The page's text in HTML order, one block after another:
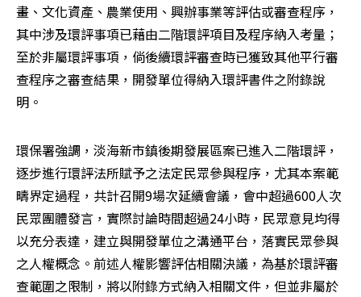
畫、文化資產、農業使用、興辦事業等評估或審查程序，
其中涉及環評事項已藉由二階環評項目及程序納入考量；
至於非屬環評事項，倘後續環評審查時已獲致其他平行審
查程序之審查結果，開發單位得納入環評書件之附錄說
明。
環保署強調，淡海新市鎮後期發展區案已進入二階環評，
逐步進行環評法所賦予之法定民眾參與程序，尤其本案範
疇界定過程，共計召開9場次延續會議，會中超過600人次
民眾團體發言，實際討論時間超過24小時，民眾意見均得
以充分表達，建立與開發單位之溝通平台，落實民眾參與
之人權概念。前述人權影響評估相關決議，為基於環評審
查範圍之限制，將以附錄方式納入相關文件，但並非屬於